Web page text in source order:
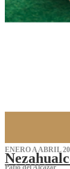
ENERO A ABRIL